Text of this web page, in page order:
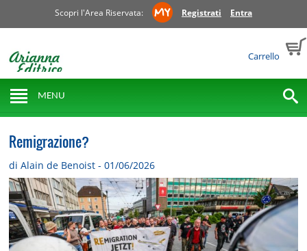
Scopri l'Area Riservata: Registrati Entra
Carrello
MENU
Remigrazione?
di Alain de Benoist - 01/06/2026